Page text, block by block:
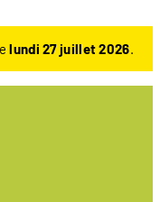
lundi 27 juillet 2026.